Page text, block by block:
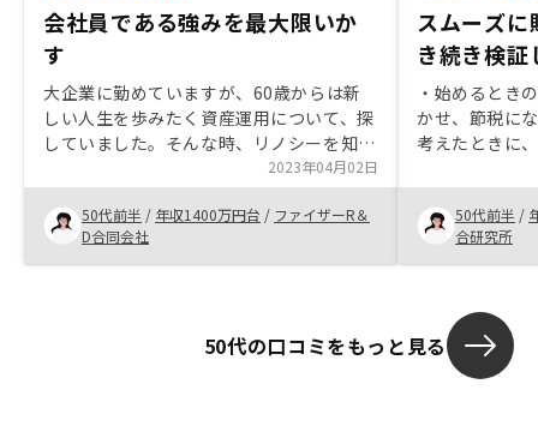
会社員である強みを最大限いか
す
大企業に勤めていますが、60歳からは新
しい人生を歩みたく資産運用について、探
していました。そんな時、リノシーを知り
話しをきいてみたところ、納得できるもの
だったため不動産投資が節税にも役立ち、
資産運用にも適していることがわかり決め
ました。
2023年04月02日
50代前半 / 年収1400万円台 / ファイザーR＆
D合同会社
スムーズに
き続き検証
・始めるとき
かせ、節税に
考えたときに
待できないこ
できる場合に
約までは非常
の管理が悪す
見ても管理費
こちらから聞
ればサブリー
50代前半 /
合研究所
50代の口コミをもっと見る